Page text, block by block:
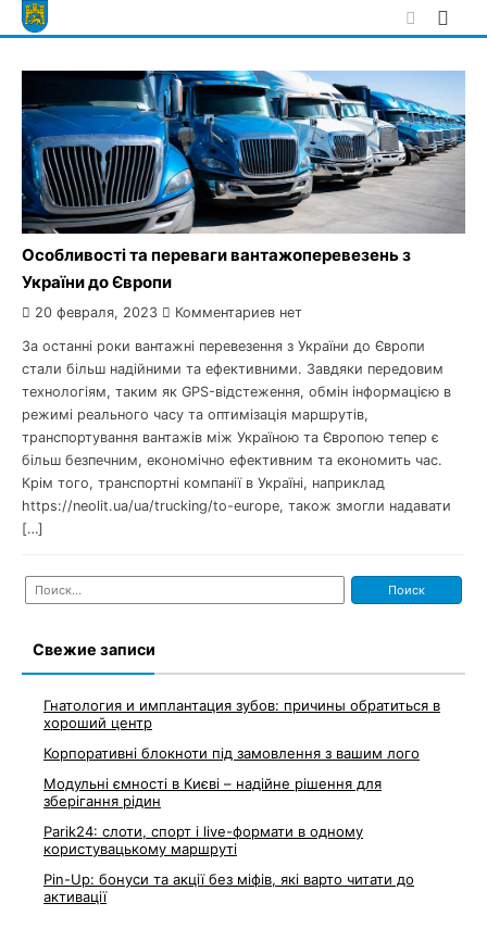
Skip
to
Особливості та переваги вантажоперевезень з
України до Європи
20 февраля, 2023 Комментариев нет
За останні роки вантажні перевезення з України до Європи
стали більш надійними та ефективними. Завдяки передовим
технологіям, таким як GPS-відстеження, обмін інформацією в
режимі реального часу та оптимізація маршрутів,
транспортування вантажів між Україною та Європою тепер є
більш безпечним, економічно ефективним та економить час.
Крім того, транспортні компанії в Україні, наприклад
https://neolit.ua/ua/trucking/to-europe, також змогли надавати
[…]
Найти:
Свежие записи
Гнатология и имплантация зубов: причины обратиться в
хороший центр
Корпоративні блокноти під замовлення з вашим лого
Модульні ємності в Києві – надійне рішення для
зберігання рідин
Parik24: слоти, спорт і live-формати в одному
користувацькому маршруті
Pin-Up: бонуси та акції без міфів, які варто читати до
активації